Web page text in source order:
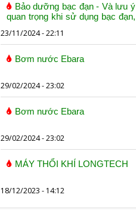
Bảo dưỡng bạc đạn - Và lưu ý
quan trọng khi sử dụng bạc đạn,
23/11/2024 - 22:11
Bơm nước Ebara
29/02/2024 - 23:02
Bơm nước Ebara
29/02/2024 - 23:02
MÁY THỔI KHÍ LONGTECH
18/12/2023 - 14:12